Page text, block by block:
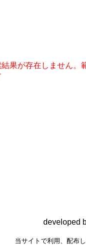
果が存在しません。
developed
当サイトで利用、配布